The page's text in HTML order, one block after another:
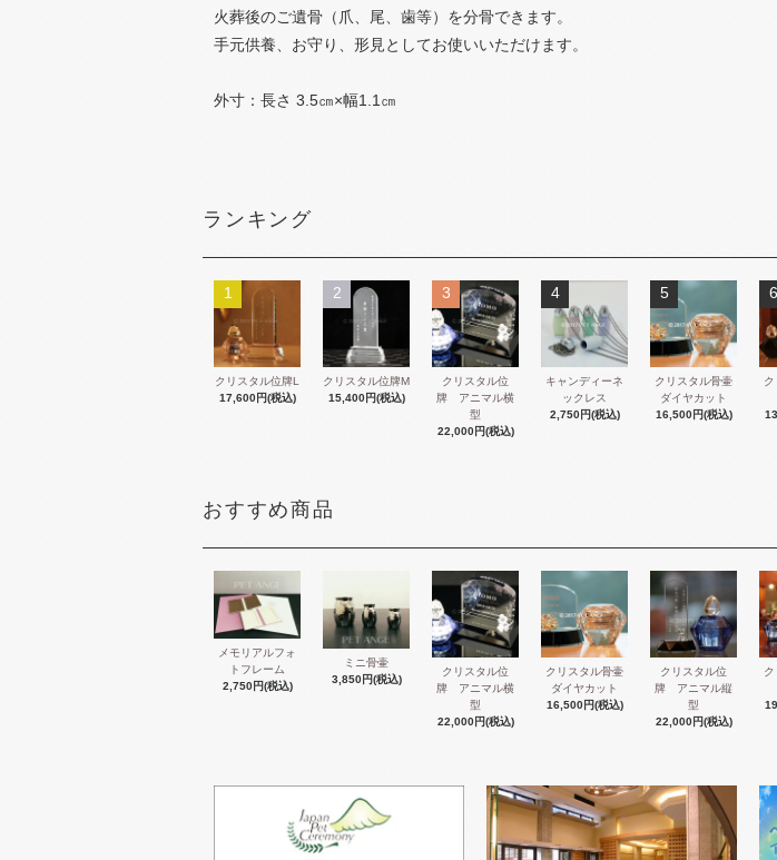
火葬後のご遺骨（爪、尾、歯等）を分骨できます。
手元供養、お守り、形見としてお使いいただけます。
外寸：長さ 3.5㎝×幅1.1㎝
ランキング
1
クリスタル位牌L
17,600円(税込)
2
クリスタル位牌M
15,400円(税込)
3
クリスタル位
牌 アニマル横
型
22,000円(税込)
4
キャンディーネ
ックレス
2,750円(税込)
5
クリスタル骨壷
ダイヤカット
16,500円(税込)
6
おすすめ商品
メモリアルフォ
トフレーム
2,750円(税込)
ミニ骨壷
3,850円(税込)
クリスタル位
牌 アニマル横
型
22,000円(税込)
クリスタル骨壷
ダイヤカット
16,500円(税込)
クリスタル位
牌 アニマル縦
型
22,000円(税込)